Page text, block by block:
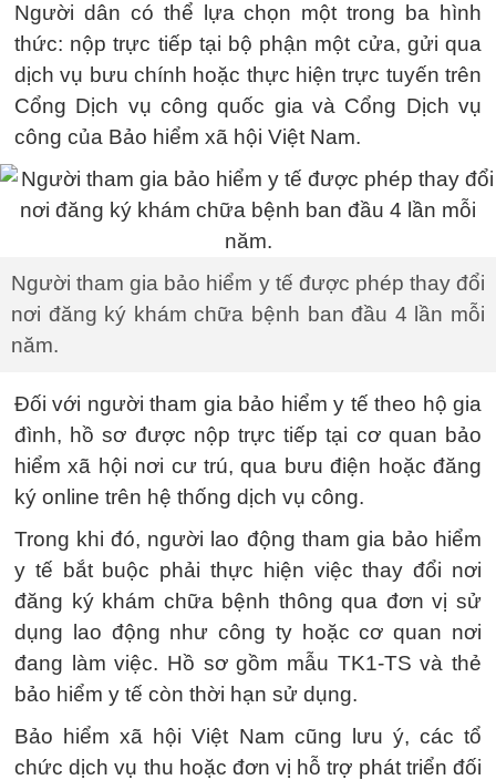
Người dân có thể lựa chọn một trong ba hình
thức: nộp trực tiếp tại bộ phận một cửa, gửi qua
dịch vụ bưu chính hoặc thực hiện trực tuyến trên
Cổng Dịch vụ công quốc gia và Cổng Dịch vụ
công của Bảo hiểm xã hội Việt Nam.
Người tham gia bảo hiểm y tế được phép thay đổi
nơi đăng ký khám chữa bệnh ban đầu 4 lần mỗi
năm.
Đối với người tham gia bảo hiểm y tế theo hộ gia
đình, hồ sơ được nộp trực tiếp tại cơ quan bảo
hiểm xã hội nơi cư trú, qua bưu điện hoặc đăng
ký online trên hệ thống dịch vụ công.
Trong khi đó, người lao động tham gia bảo hiểm
y tế bắt buộc phải thực hiện việc thay đổi nơi
đăng ký khám chữa bệnh thông qua đơn vị sử
dụng lao động như công ty hoặc cơ quan nơi
đang làm việc. Hồ sơ gồm mẫu TK1-TS và thẻ
bảo hiểm y tế còn thời hạn sử dụng.
Bảo hiểm xã hội Việt Nam cũng lưu ý, các tổ
chức dịch vụ thu hoặc đơn vị hỗ trợ phát triển đối